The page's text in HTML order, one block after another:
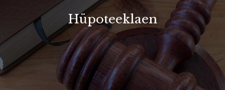
Hüpoteeklaen